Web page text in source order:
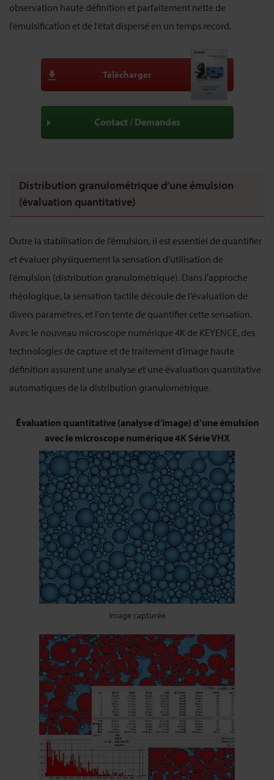
observation haute définition et parfaitement nette de
l’émulsification et de l’état dispersé en un temps record.
Télécharger
Contact / Demandes
Distribution granulométrique d’une émulsion
(évaluation quantitative)
Outre la stabilisation de l’émulsion, il est essentiel de quantifier
et évaluer physiquement la sensation d’utilisation de
l’émulsion (distribution granulométrique). Dans l'approche
rhéologique, la sensation tactile découle de l’évaluation de
divers paramètres, et l'on tente de quantifier cette sensation.
Avec le nouveau microscope numérique 4K de KEYENCE, des
technologies de capture et de traitement d’image haute
définition assurent une analyse et une évaluation quantitative
automatiques de la distribution granulométrique.
Évaluation quantitative (analyse d’image) d’une émulsion
avec le microscope numérique 4K Série VHX
Image capturée